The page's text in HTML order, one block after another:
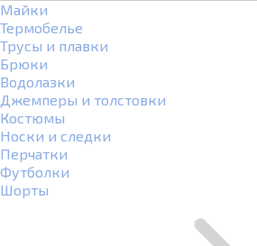
Майки
Термобелье
Трусы и плавки
Брюки
Водолазки
Джемперы и толстовки
Костюмы
Носки и следки
Перчатки
Футболки
Шорты